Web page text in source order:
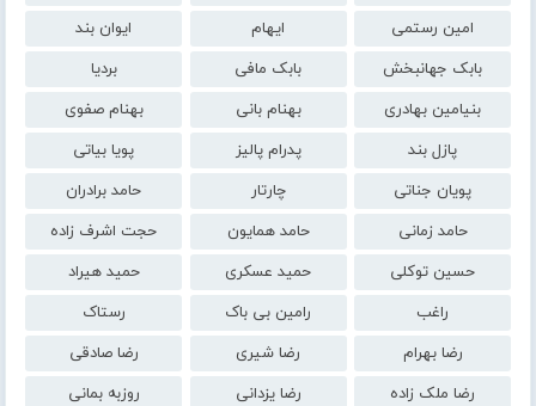
امین رستمی
ایهام
ایوان بند
بابک جهانبخش
بابک مافی
بردیا
بنیامین بهادری
بهنام بانی
بهنام صفوی
پازل بند
پدرام پالیز
پویا بیاتی
پویان جناتی
چارتار
حامد برادران
حامد زمانی
حامد همایون
حجت اشرف زاده
حسین توکلی
حمید عسکری
حمید هیراد
راغب
رامین بی باک
رستاک
رضا بهرام
رضا شیری
رضا صادقی
رضا ملک زاده
رضا یزدانی
روزبه بمانی